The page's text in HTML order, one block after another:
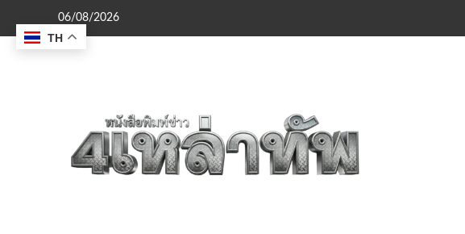
content
06/08/2026
TH